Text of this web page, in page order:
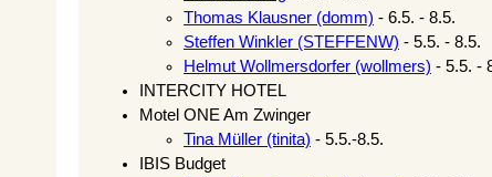
Thomas Klausner (‎domm‎) - 6.5. - 8.5.
Steffen Winkler (‎STEFFENW‎) - 5.5. - 8.5.
Helmut Wollmersdorfer (‎wollmers‎) - 5.5. -
INTERCITY HOTEL
Motel ONE Am Zwinger
Tina Müller (‎tinita‎) - 5.5.-8.5.
IBIS Budget